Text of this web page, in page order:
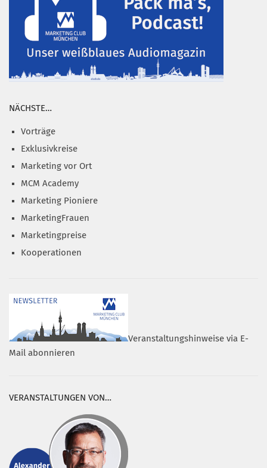
NÄCHSTE…
Vorträge
Exklusivkreise
Marketing vor Ort
MCM Academy
Marketing Pioniere
MarketingFrauen
Marketingpreise
Kooperationen
Veranstaltungshinweise via E-
Mail abonnieren
VERANSTALTUNGEN VON…